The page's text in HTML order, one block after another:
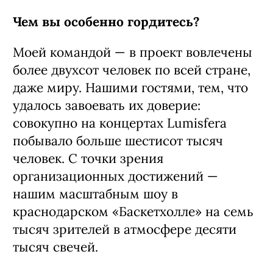
Чем вы особенно гордитесь?
Моей командой — в проект вовлечены
более двухсот человек по всей стране,
даже миру. Нашими гостями, тем, что
удалось завоевать их доверие:
совокупно на концертах Lumisferа
побывало больше шестисот тысяч
человек. С точки зрения
организационных достижений —
нашим масштабным шоу в
краснодарском «Баскетхолле» на семь
тысяч зрителей в атмосфере десяти
тысяч свечей.